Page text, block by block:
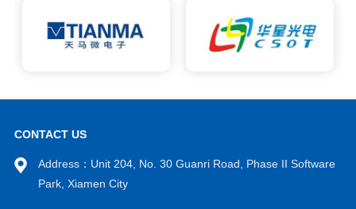
CONTACT US
Address：Unit 204, No. 30 Guanri Road, Phase II Software
Park, Xiamen City